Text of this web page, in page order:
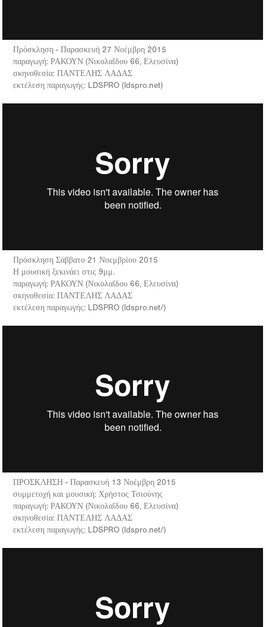
Πρόσκληση - Παρασκευή 27 Νοέμβρη 2015
παραγωγή: ΡΑΚΟΥΝ (Νικολαΐδου 66, Ελευσίνα)
σκηνοθεσία: ΠΑΝΤΕΛΗΣ ΛΑΔΑΣ
εκτέλεση παραγωγής: LDSPRO (ldspro.net)
Πρόσκληση Σάββατο 21 Νοεμβρίου 2015
Η μουσική ξεκινάει στις 9μμ.
παραγωγή: ΡΑΚΟΥΝ (Νικολαΐδου 66, Ελευσίνα)
σκηνοθεσία: ΠΑΝΤΕΛΗΣ ΛΑΔΑΣ
εκτέλεση παραγωγής: LDSPRO (ldspro.net/)
ΠΡΟΣΚΛΗΣΗ - Παρασκευή 13 Νοέμβρη 2015
συμμετοχή και μουσική: Χρήστος Τσιούνης
παραγωγή: ΡΑΚΟΥΝ (Νικολαΐδου 66, Ελευσίνα)
σκηνοθεσία: ΠΑΝΤΕΛΗΣ ΛΑΔΑΣ
εκτέλεση παραγωγής: LDSPRO (ldspro.net/)